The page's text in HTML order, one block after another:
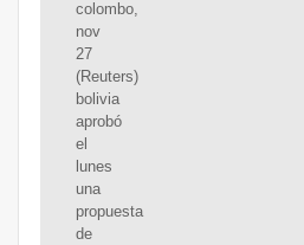
colombo,
nov
27
(Reuters)
bolivia
aprobó
el
lunes
una
propuesta
de